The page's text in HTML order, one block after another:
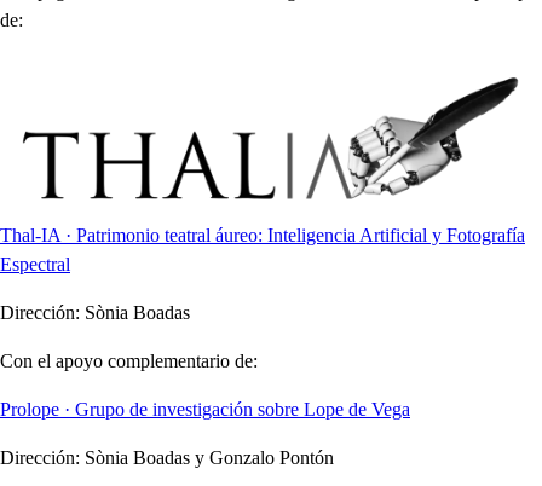
de:
Thal-IA · Patrimonio teatral áureo: Inteligencia Artificial y Fotografía
Espectral
Dirección: Sònia Boadas
Con el apoyo complementario de:
Prolope · Grupo de investigación sobre Lope de Vega
Dirección: Sònia Boadas y Gonzalo Pontón